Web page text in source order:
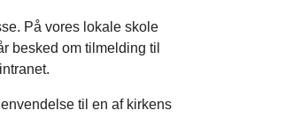
På vores lokale skole
besked om tilmelding til
til en af kirkens